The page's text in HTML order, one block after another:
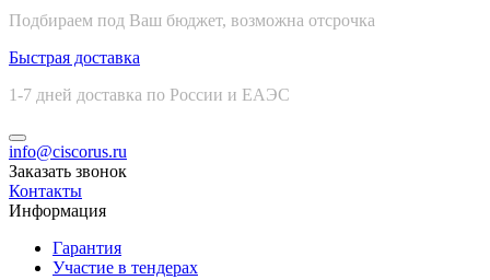
Подбираем под Ваш бюджет, возможна отсрочка
Быстрая доставка
1-7 дней доставка по России и ЕАЭС
info@ciscorus.ru
Заказать звонок
Контакты
Информация
Гарантия
Участие в тендерах